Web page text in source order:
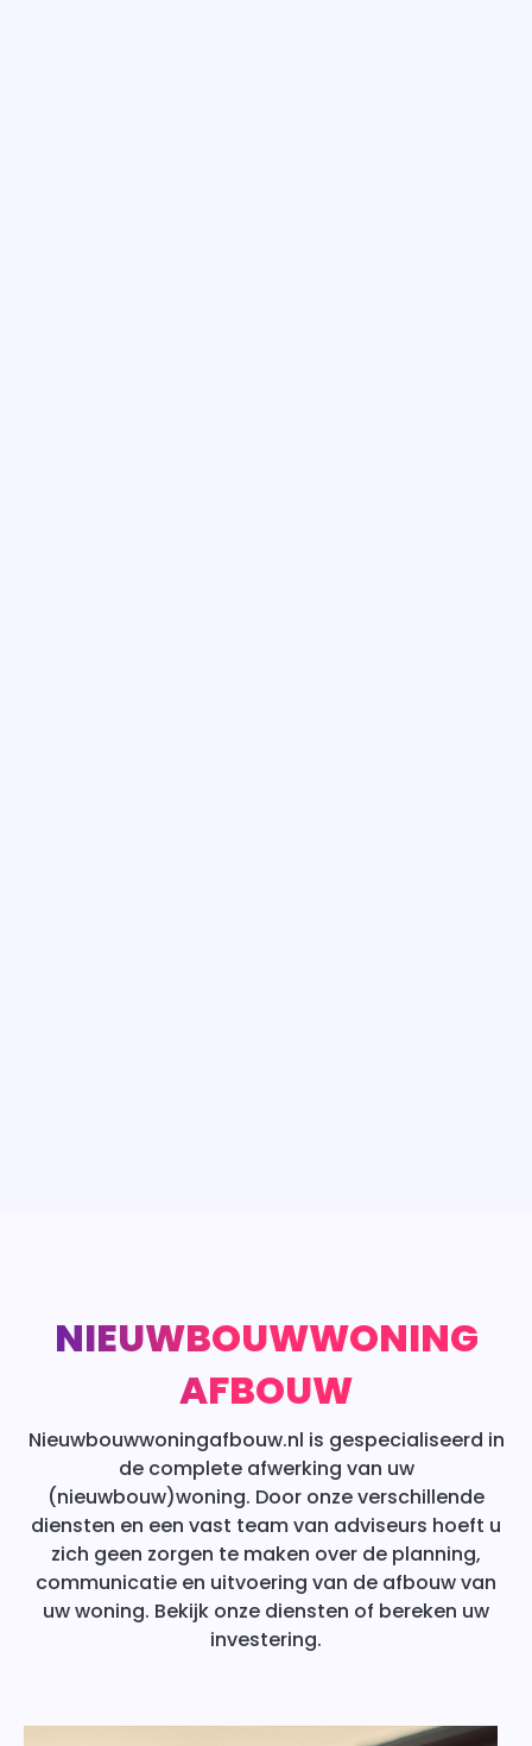
NIEUWBOUWWONING
AFBOUW
Nieuwbouwwoningafbouw.nl is gespecialiseerd in
de complete afwerking van uw
(nieuwbouw)woning. Door onze verschillende
diensten en een vast team van adviseurs hoeft u
zich geen zorgen te maken over de planning,
communicatie en uitvoering van de afbouw van
uw woning. Bekijk onze diensten of bereken uw
investering.